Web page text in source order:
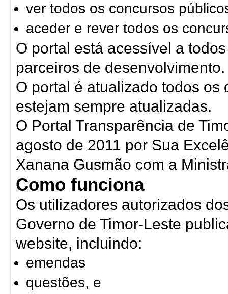
ver todos os concursos
aceder e rever todos os
O portal está acessível a
parceiros de desenvolvimento.
O portal é atualizado todos
estejam sempre atualizadas.
O Portal Transparência de
agosto de 2011 por Sua
Xanana Gusmão com a
Como funciona
Os utilizadores autorizados
Governo de Timor-Leste
website, incluindo:
emendas
questões, e